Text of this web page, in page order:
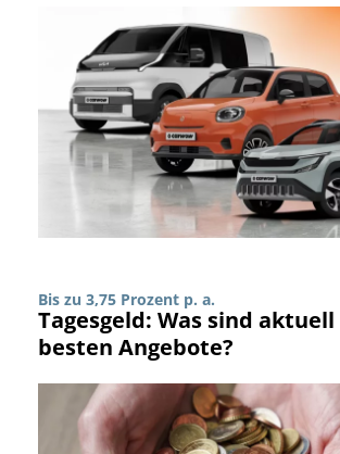
Bis zu 3,75 Prozent p. a.
Tagesgeld: Was sind
besten Angebote?